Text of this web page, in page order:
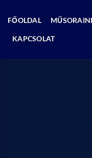
FŐOLDAL
KAPCSOLAT